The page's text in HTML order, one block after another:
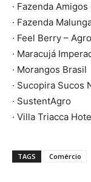
· Fazenda
· Fazenda
· Feel Berry –
· Maracujá
· Morangos Brasil
· Sucopira Sucos
· SustentAgro
· Villa Triacca
TAGS Comércio